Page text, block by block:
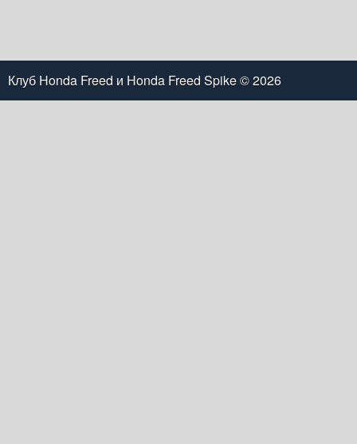
Клуб Honda Freed и Honda Freed Spike© 2026